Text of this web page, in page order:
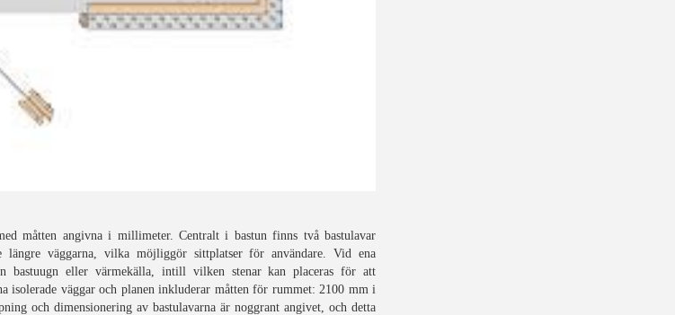
måtten angivna i millimeter. Centralt i bastun finns två bastulavar
längre väggarna, vilka möjliggör sittplatser för användare. Vid ena
bastuugn eller värmekälla, intill vilken stenar kan placeras för att
isolerade väggar och planen inkluderar måtten för rummet: 2100 mm i
och dimensionering av bastulavarna är noggrant angivet, och detta